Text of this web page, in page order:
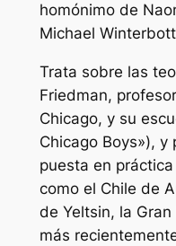
homónimo de
Michael
Trata sobre las
Friedman,
Chicago, y su
Chicago Boys»), y
puesta en
como el Chile de
de Yeltsin, la
más